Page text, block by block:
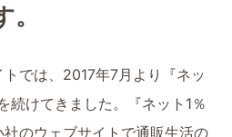
では、2017年7月より『ネッ
続けてきました。『ネット1％
のウェブサイトで通販生活の